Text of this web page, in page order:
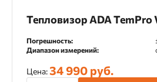
Тепловизор ADA TemPro
Погрешность:
Диапазон измерений:
Цена:34 990 руб.